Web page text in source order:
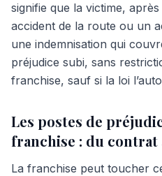
signifie que la victime,
accident de la route ou un
une indemnisation qui
préjudice subi, sans
franchise, sauf si la loi
Les postes de
franchise : du contrat
La franchise peut toucher